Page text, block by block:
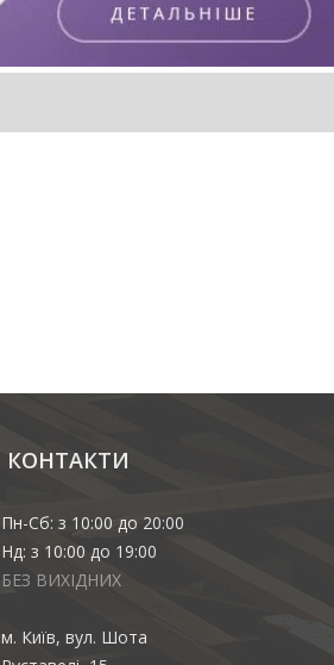
КОНТАКТИ
Пн-Сб: з 10:00 до 20:00
Нд: з 10:00 до 19:00
БЕЗ ВИХІДНИХ
м. Київ, вул. Шота